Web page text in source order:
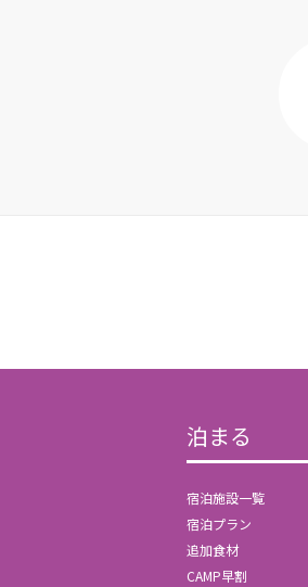
泊まる
宿泊施設一覧
宿泊プラン
追加食材
CAMP早割